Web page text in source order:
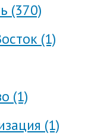
(370)
(1)
(1)
(1)